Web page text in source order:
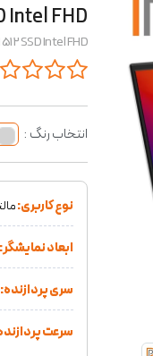
Intel FHD
SSD Intel FHD
انتخاب رنگ :
نوع کاربری:
ابعاد نمایشگر:
سری پردازنده:
سرعت